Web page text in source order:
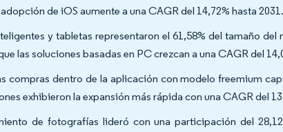
de iOS aumente a una CAGR del 14,72% hasta 2031.
y tabletas representaron el 61,58% del tamaño
las soluciones basadas en PC crezcan a una CAGR del
compras dentro de la aplicación con modelo freemium
exhibieron la expansión más rápida con una CAGR del
de fotografías lideró con una participación del